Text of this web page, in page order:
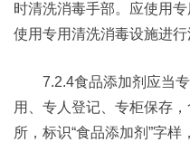
时清洗消毒手部。应使用
使用专用清洗消毒设施进行
7.2.4食品添加剂应当专
用、专人登记、专柜保存
所，标识“食品添加剂”字